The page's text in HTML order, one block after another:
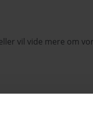
vil vide mere om